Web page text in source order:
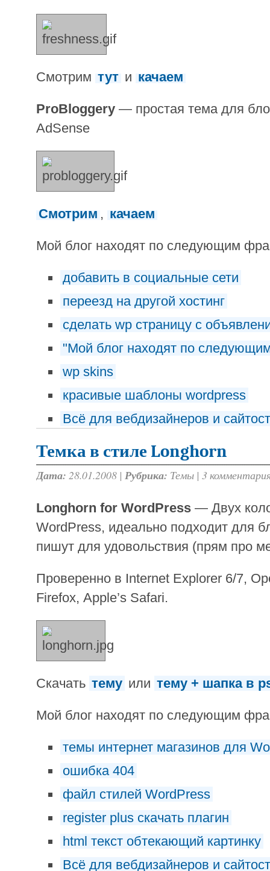
Смотрим тут и качаем
ProBloggery — простая тема для
AdSense
Смотрим , качаем
Мой блог находят по следующим
добавить в социальные сети
переезд на другой хостинг
сделать wp страницу с
"Мой блог находят по
wp skins
красивые шаблоны wordpress
Всё для вебдизайнеров и
Темка в стиле Longhorn
Дата: 28.01.2008 | Рубрика: Темы | 3
Longhorn for WordPress — Двух
WordPress, идеально подходит для
пишут для удовольствия (прям про
Проверенно в Internet Explorer 6/7,
Firefox, Apple’s Safari.
Скачать тему или тему + шапка в
Мой блог находят по следующим
темы интернет магазинов для
ошибка 404
файл стилей WordPress
register plus скачать плагин
html текст обтекающий картинку
Всё для вебдизайнеров и